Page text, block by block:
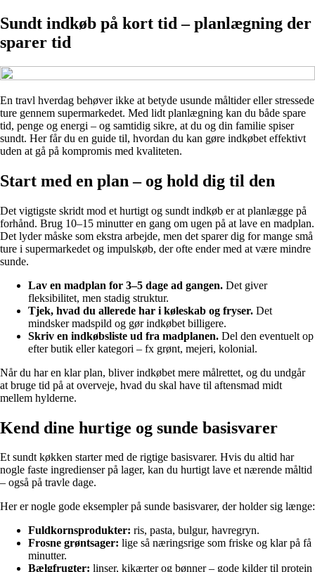
Sundt indkøb på kort tid – planlægning der
sparer tid
En travl hverdag behøver ikke at betyde usunde måltider eller stressede
ture gennem supermarkedet. Med lidt planlægning kan du både spare
tid, penge og energi – og samtidig sikre, at du og din familie spiser
sundt. Her får du en guide til, hvordan du kan gøre indkøbet effektivt
uden at gå på kompromis med kvaliteten.
Start med en plan – og hold dig til den
Det vigtigste skridt mod et hurtigt og sundt indkøb er at planlægge på
forhånd. Brug 10–15 minutter en gang om ugen på at lave en madplan.
Det lyder måske som ekstra arbejde, men det sparer dig for mange små
ture i supermarkedet og impulskøb, der ofte ender med at være mindre
sunde.
Lav en madplan for 3–5 dage ad gangen. Det giver
fleksibilitet, men stadig struktur.
Tjek, hvad du allerede har i køleskab og fryser. Det
mindsker madspild og gør indkøbet billigere.
Skriv en indkøbsliste ud fra madplanen. Del den eventuelt op
efter butik eller kategori – fx grønt, mejeri, kolonial.
Når du har en klar plan, bliver indkøbet mere målrettet, og du undgår
at bruge tid på at overveje, hvad du skal have til aftensmad midt
mellem hylderne.
Kend dine hurtige og sunde basisvarer
Et sundt køkken starter med de rigtige basisvarer. Hvis du altid har
nogle faste ingredienser på lager, kan du hurtigt lave et nærende måltid
– også på travle dage.
Her er nogle gode eksempler på sunde basisvarer, der holder sig længe:
Fuldkornsprodukter: ris, pasta, bulgur, havregryn.
Frosne grøntsager: lige så næringsrige som friske og klar på få
minutter.
Bælgfrugter: linser, kikærter og bønner – gode kilder til protein